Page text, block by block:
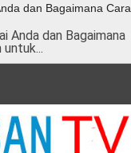
dan Bagaimana Cara
Anda dan Bagaimana